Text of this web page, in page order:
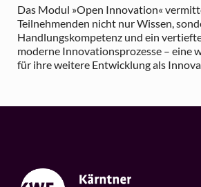
Das Modul »Open Innovation«
Teilnehmenden nicht nur Wissen,
Handlungskompetenz und ein
moderne Innovationsprozesse – eine
für ihre weitere Entwicklung als